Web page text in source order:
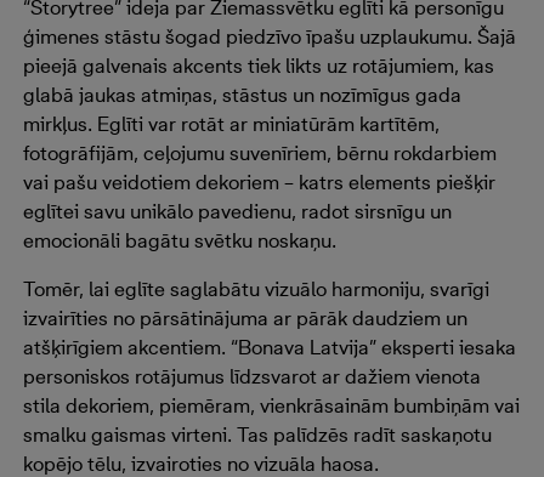
“Storytree” ideja par Ziemassvētku eglīti kā personīgu
ģimenes stāstu šogad piedzīvo īpašu uzplaukumu. Šajā
pieejā galvenais akcents tiek likts uz rotājumiem, kas
glabā jaukas atmiņas, stāstus un nozīmīgus gada
mirkļus. Eglīti var rotāt ar miniatūrām kartītēm,
fotogrāfijām, ceļojumu suvenīriem, bērnu rokdarbiem
vai pašu veidotiem dekoriem – katrs elements piešķir
eglītei savu unikālo pavedienu, radot sirsnīgu un
emocionāli bagātu svētku noskaņu.
Tomēr, lai eglīte saglabātu vizuālo harmoniju, svarīgi
izvairīties no pārsātinājuma ar pārāk daudziem un
atšķirīgiem akcentiem. “Bonava Latvija” eksperti iesaka
personiskos rotājumus līdzsvarot ar dažiem vienota
stila dekoriem, piemēram, vienkrāsainām bumbiņām vai
smalku gaismas virteni. Tas palīdzēs radīt saskaņotu
kopējo tēlu, izvairoties no vizuāla haosa.